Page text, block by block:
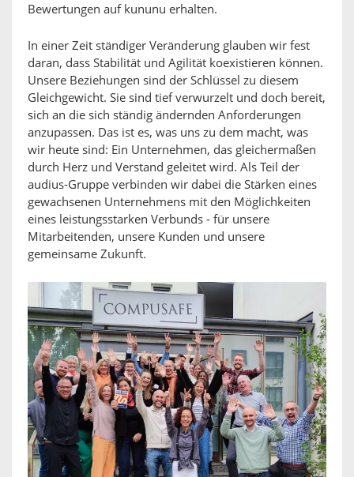
Bewertungen auf kununu erhalten.
In einer Zeit ständiger Veränderung glauben wir fest
daran, dass Stabilität und Agilität koexistieren können.
Unsere Beziehungen sind der Schlüssel zu diesem
Gleichgewicht. Sie sind tief verwurzelt und doch bereit,
sich an die sich ständig ändernden Anforderungen
anzupassen. Das ist es, was uns zu dem macht, was
wir heute sind: Ein Unternehmen, das gleichermaßen
durch Herz und Verstand geleitet wird. Als Teil der
audius-Gruppe verbinden wir dabei die Stärken eines
gewachsenen Unternehmens mit den Möglichkeiten
eines leistungsstarken Verbunds - für unsere
Mitarbeitenden, unsere Kunden und unsere
gemeinsame Zukunft.